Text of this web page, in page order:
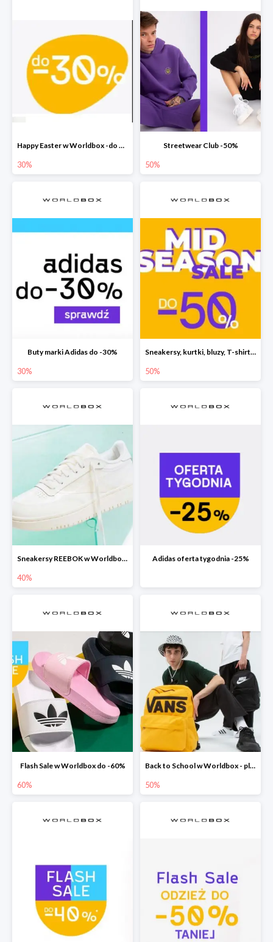
Happy Easter w Worldbox -do 30% na wybrane produkty
30%
Streetwear Club -50%
50%
Buty marki Adidas do -30%
30%
Sneakersy, kurtki, bluzy, T-shirty i akcesoria nawet o 50% taniej
50%
Sneakersy REEBOK w Worldbox do -40%
40%
Adidas oferta tygodnia -25%
Flash Sale w Worldbox do -60%
60%
Back to School w Worldbox - plecaki do -50%
50%